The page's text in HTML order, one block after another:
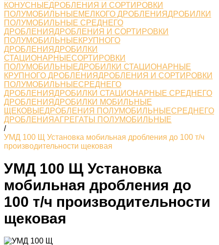
КОНУСНЫЕДРОБЛЕНИЯ И СОРТИРОВКИ
ПОЛУМОБИЛЬНЫЕМЕЛКОГО ДРОБЛЕНИЯДРОБИЛКИ
ПОЛУМОБИЛЬНЫЕ СРЕДНЕГО
ДРОБЛЕНИЯДРОБЛЕНИЯ И СОРТИРОВКИ
ПОЛУМОБИЛЬНЫЕКРУПНОГО
ДРОБЛЕНИЯДРОБИЛКИ
СТАЦИОНАРНЫЕСОРТИРОВКИ
ПОЛУМОБИЛЬНЫЕДРОБИЛКИ СТАЦИОНАРНЫЕ
КРУПНОГО ДРОБЛЕНИЯДРОБЛЕНИЯ И СОРТИРОВКИ
ПОЛУМОБИЛЬНЫЕСРЕДНЕГО
ДРОБЛЕНИЯДРОБИЛКИ СТАЦИОНАРНЫЕ СРЕДНЕГО
ДРОБЛЕНИЯДРОБИЛКИ МОБИЛЬНЫЕ
ЩЕКОВЫЕДРОБЛЕНИЯ ПОЛУМОБИЛЬНЫЕСРЕДНЕГО
ДРОБЛЕНИЯАГРЕГАТЫ ПОЛУМОБИЛЬНЫЕ
/
УМД 100 Щ Установка мобильная дробления до 100 т/ч
производительности щековая
УМД 100 Щ Установка
мобильная дробления до
100 т/ч производительности
щековая